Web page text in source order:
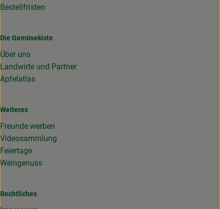
Bestellfristen
Die Gemüsekiste
Über uns
Landwirte und Partner
Apfelatlas
Weiteres
Freunde werben
Videosammlung
Feiertage
Weingenuss
Rechtliches